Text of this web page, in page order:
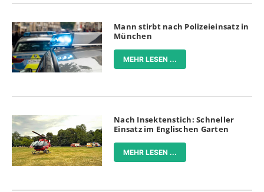
Mann stirbt nach Polizeieinsatz in
München
MEHR LESEN ...
Nach Insektenstich: Schneller
Einsatz im Englischen Garten
MEHR LESEN ...